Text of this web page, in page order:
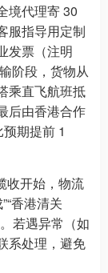
境代理寄 30
服指导用定制
发票（注明
阶段，货物从
乘直飞航班抵
后由香港合作
期提前 1
收开始，物流
香港清关
若遇异常（如
系处理，避免